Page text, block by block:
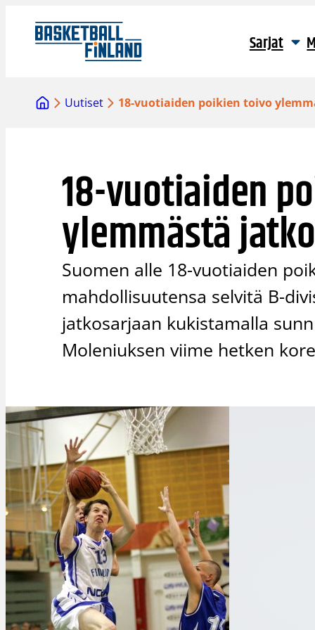
sisältöön
Sarjat
Uutiset 18-vuotiaiden poikien toivo
18-vuotiaiden
ylemmästä
Suomen alle 18-vuotiaiden
mahdollisuutensa selvitä B-
jatkosarjaan kukistamalla
Moleniuksen viime hetken